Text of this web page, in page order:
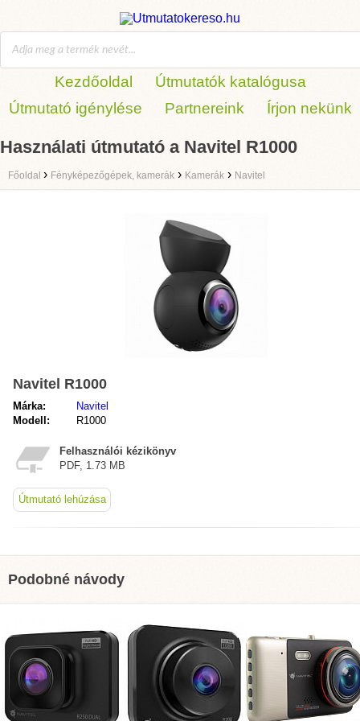
Kezdőoldal
Útmutatók katalógusa
Útmutató igénylése
Partnereink Írjon nekünk
Használati útmutató a Navitel R1000
Főoldal › Fényképezőgépek, kamerák › Kamerák › Navitel
Navitel R1000
Márka:
Navitel
Modell:
R1000
Felhasználói kézikönyv
PDF, 1.73 MB
Útmutató lehúzása
Podobné návody